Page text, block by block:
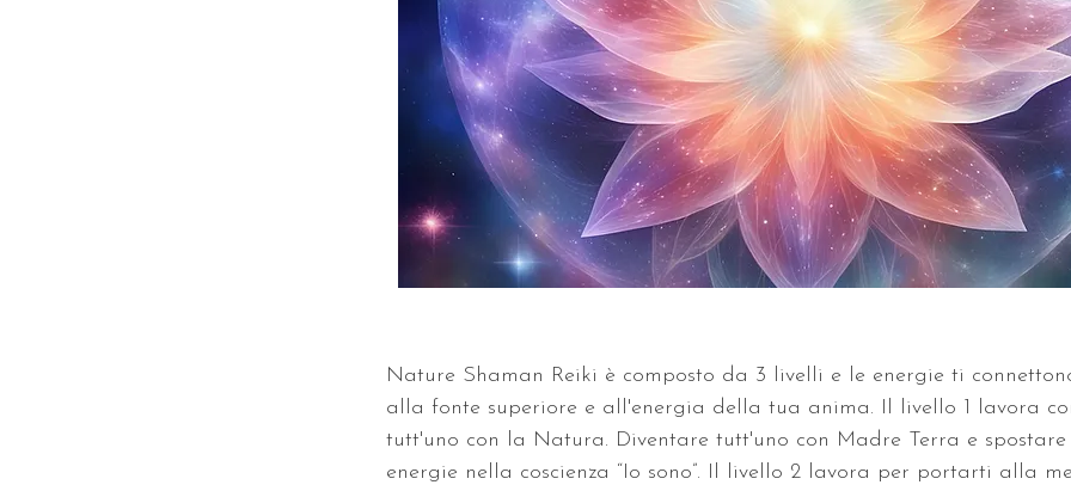
Nature Shaman Reiki è composto da 3 livelli e le energie ti
alla fonte superiore e all'energia della tua anima. Il livello 1 lavora
tutt'uno con la Natura. Diventare tutt'uno con Madre Terra e
energie nella coscienza “Io sono”. Il livello 2 lavora per portarti alla